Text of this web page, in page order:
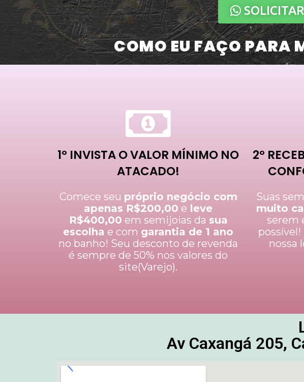
COMO EU FAÇO PARA
1º INVISTA O VALOR MÍNIMO NO
ATACADO!
Comece seu próprio negócio com
apenas R$200,00 e leve
R$400,00 em semijoias da sua
escolha e com garantia de 1 ano
no banho! Seu desconto de revenda
é sempre de 50% nos valores do
site(Varejo).
2º
Suas
muito
serem
possível!
nossa
Av Caxangá 205,